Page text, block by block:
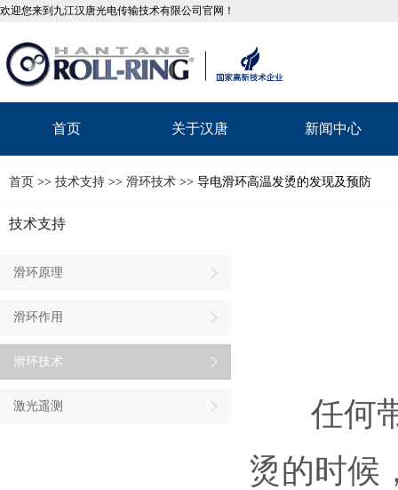
欢迎您来到九江汉唐光电传输技术有限公司官网！
首页 关于汉唐 新闻中心
首页 >> 技术支持 >> 滑环技术 >> 导电滑环高温发烫的发现及预防
技术支持
滑环原理
滑环作用
滑环技术
激光遥测
任何带
烫的时候